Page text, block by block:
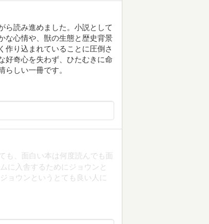
ら読み進めました。小説として
な心情や、獣の生態と歴史背景
作り込まれていることに圧倒さ
好奇心を失わず、ひたむきに命
しい一冊です。
も、面白い本は何度読んでも面
に入舎するためにジョウンと
ョウンというとても良い人に